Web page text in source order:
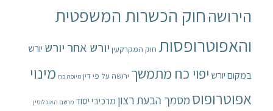
הירושהחוק הכשרות המשפטית
והאפוטרופסות חוק המקרקעין יורש אחר יורש יורש
במקום יורש יפוי כח מתמשך ירושה על פי דין מיופה כח מינוי
אפוטרופוס מסמך הבעת רצון מרכיבי יסוד מרשם האוכלוסין